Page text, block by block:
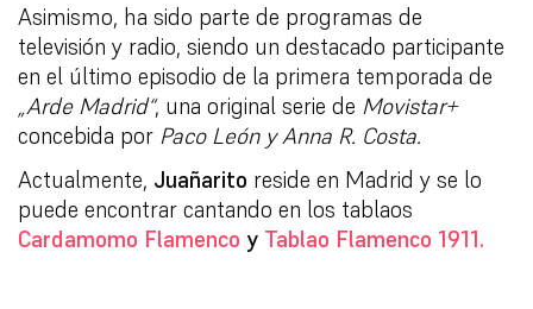
Asimismo, ha sido parte de programas de
televisión y radio, siendo un destacado participante
en el último episodio de la primera temporada de
„Arde Madrid“, una original serie de Movistar+
concebida por Paco León y Anna R. Costa.
Actualmente, Juañarito reside en Madrid y se lo
puede encontrar cantando en los tablaos
Cardamomo Flamenco y Tablao Flamenco 1911.